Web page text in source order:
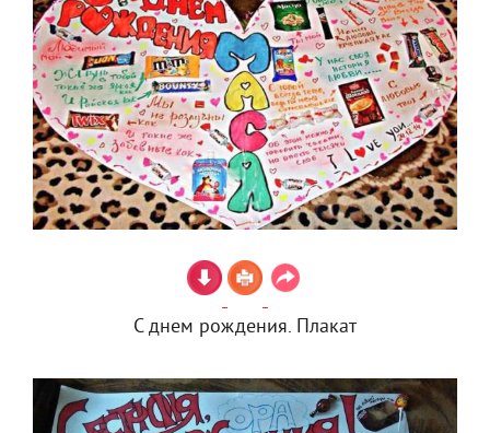
С днем рождения. Плакат